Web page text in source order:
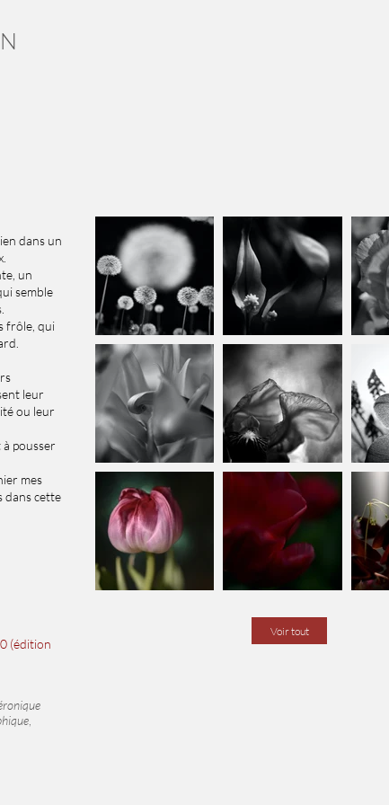
dans un
un
semble
frôle, qui
leur
ou leur
pousser
mes
dans cette
(édition
Voir tout